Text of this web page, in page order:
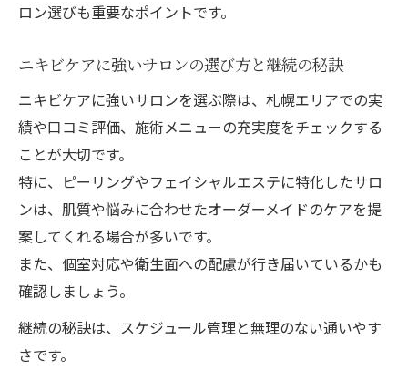
ロン選びも重要なポイントです。
ニキビケアに強いサロンの選び方と継続の秘訣
ニキビケアに強いサロンを選ぶ際は、札幌エリアでの実
績や口コミ評価、施術メニューの充実度をチェックする
ことが大切です。
特に、ピーリングやフェイシャルエステに特化したサロ
ンは、肌質や悩みに合わせたオーダーメイドのケアを提
案してくれる場合が多いです。
また、個室対応や衛生面への配慮が行き届いているかも
確認しましょう。
継続の秘訣は、スケジュール管理と無理のない通いやす
さです。